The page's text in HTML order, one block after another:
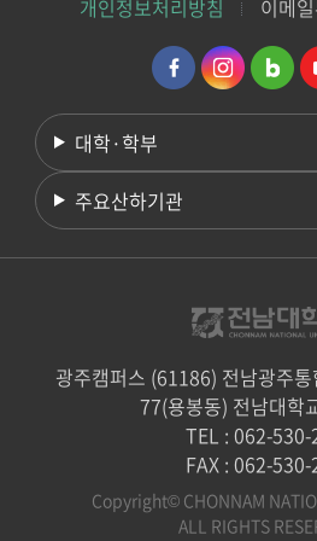
개인정보처리방침 이메
대학·학부
주요산하기관
광주캠퍼스 (61186) 전남광주
77(용봉동) 전남대학
TEL : 062-530-
FAX : 062-
Copyright© CHONNAM
ALL RIGHTS